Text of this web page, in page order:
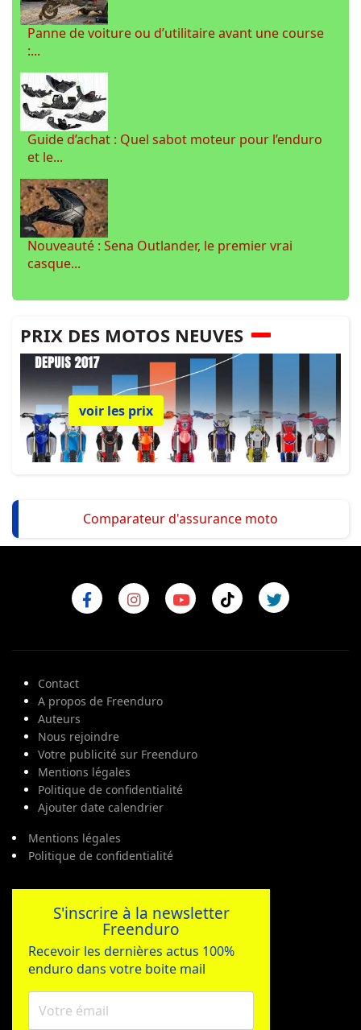
Panne de voiture ou d’utilitaire avant une course
:...
Guide d’achat : Quel sabot moteur pour l’enduro
et le...
Nouveauté : Sena Outlander, le premier vrai
casque...
PRIX DES MOTOS NEUVES
voir les prix
Comparateur d'assurance moto
Contact
A propos de Freenduro
Auteurs
Nous rejoindre
Votre publicité sur Freenduro
Mentions légales
Politique de confidentialité
Ajouter date calendrier
Mentions légales
Politique de confidentialité
S'inscrire à la newsletter
Freenduro
Recevoir les dernières actus 100%
enduro dans votre boite mail